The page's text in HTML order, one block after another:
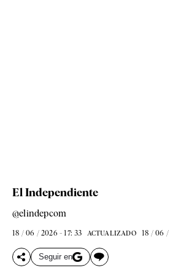
El Independiente
@elindepcom
18 / 06 / 2026 - 17: 33 ACTUALIZADO 18 / 06 /
Seguir en